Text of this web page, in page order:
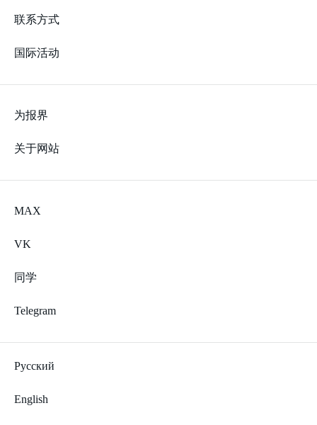
联系方式
国际活动
为报界
关于网站
MAX
VK
同学
Telegram
Русский
English